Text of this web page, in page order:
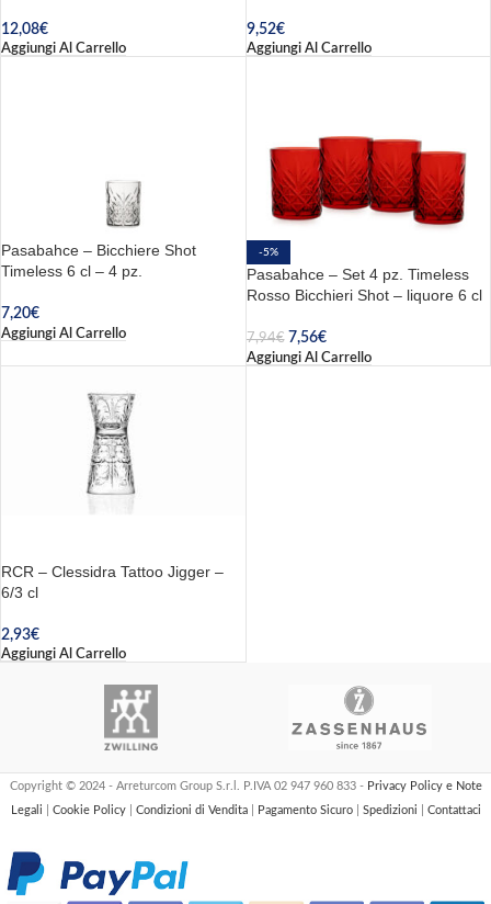
12,08€
Aggiungi Al Carrello
9,52€
Aggiungi Al Carrello
Pasabahce – Bicchiere Shot
Timeless 6 cl – 4 pz.
7,20€
Aggiungi Al Carrello
-5%
Pasabahce – Set 4 pz. Timeless
Rosso Bicchieri Shot – liquore 6 cl
7,94€ 7,56€
Aggiungi Al Carrello
RCR – Clessidra Tattoo Jigger –
6/3 cl
2,93€
Aggiungi Al Carrello
Copyright © 2024 - Arreturcom Group S.r.l. P.IVA 02 947 960 833 - Privacy Policy e Note
Legali
Cookie Policy Condizioni di Vendita Pagamento Sicuro Spedizioni Contattaci